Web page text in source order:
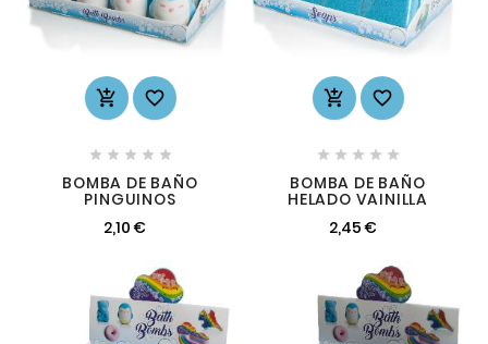
 
    
BOMBA DE BAÑO
PINGUINOS
2,10 €
 
    
BOMBA DE BAÑO
HELADO VAINILLA
2,45 €